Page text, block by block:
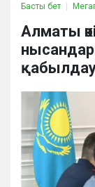
Басты бет
Алматы